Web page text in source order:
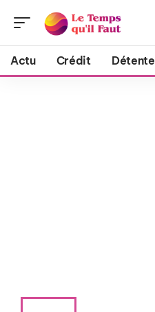
Actu Crédit Détente